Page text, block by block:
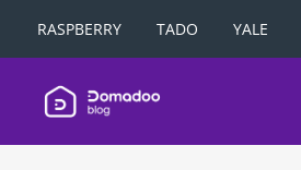
RASPBERRY TADO YALE